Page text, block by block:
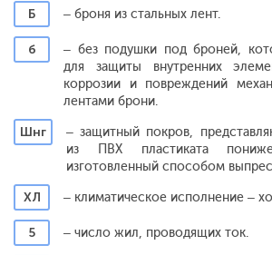
Б
– броня из стальных лент.
б
– без подушки под броней,
для защиты внутренних
коррозии и повреждений
лентами брони.
Шнг
– защитный покров,
из ПВХ пластиката
изготовленный способом
ХЛ
– климатическое исполнение –
5 – число жил, проводящих ток.